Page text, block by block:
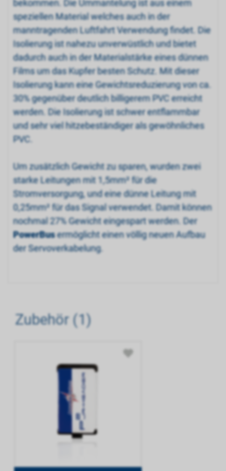
bekommen. Die Ummantelung ist aus einem
speziellen Material welches auch in der
manntragenden Luftfahrt Verwendung findet. Die
Isolierung ist nahezu unverwüstlich und bietet
dadurch auch in der Materialstärke eines dünnen
Films um das Kupfer besten Schutz. Mit dieser
Isolierung kann eine Gewichtsreduzierung von ca.
30% gegenüber deutlich billigerem PVC erreicht
werden. Die Isolierung ist schwer entflammbar
und sehr viel hitzebeständiger als gewöhnliches
PVC.
Um zusätzlich Gewicht zu sparen, wurden zwei
starke Leitungen mit 1,5mm² für die
Stromversorgung, und eine dünne Leitung mit
0,25mm² für das Signal verwendet. Damit können
nochmal 27% Gewicht eingespart werden. Der
PowerBusermöglicht einen völlig neuen Aufbau
der Servoverkabelung.
Zubehör (1)